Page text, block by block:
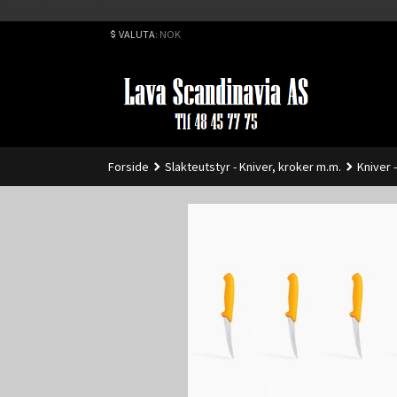
VALUTA: NOK
Forside Slakteutstyr - Kniver, kroker m.m. Kniver